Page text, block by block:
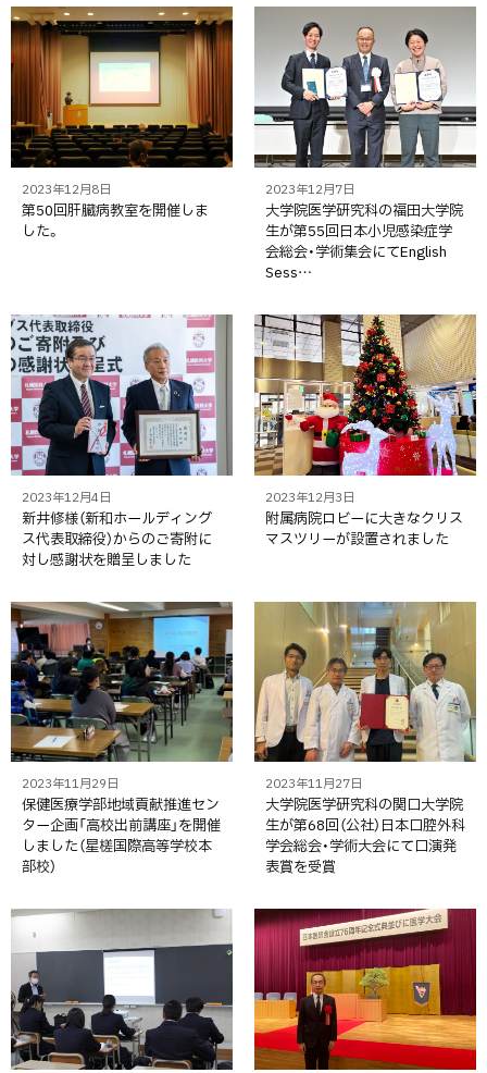
2023年12月8日
第50回肝臓病教室を開催しま
した。
2023年12月7日
大学院医学研究科の福田大学院
生が第55回日本小児感染症学
会総会・学術集会にてEnglish
Sess…
2023年12月4日
新井修様（新和ホールディング
ス代表取締役）からのご寄附に
対し感謝状を贈呈しました
2023年12月3日
附属病院ロビーに大きなクリス
マスツリーが設置されました
2023年11月29日
保健医療学部地域貢献推進セン
ター企画「高校出前講座」を開催
しました（星槎国際高等学校本
部校）
2023年11月27日
大学院医学研究科の関口大学院
生が第68回（公社）日本口腔外科
学会総会・学術大会にて口演発
表賞を受賞